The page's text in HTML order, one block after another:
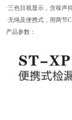
·三色目视显示，含噪声
·无绳及便携式，用两节
产品参数：